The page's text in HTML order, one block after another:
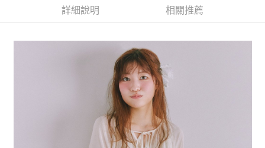
3.實際核准額度、可分期數及費用金額請依後續交易確認頁面所載為準。
4.訂單成立30分鐘內，如未前往確認交易或遇審核未通過，訂單將自動取
1.分期款項不併入電信帳單，「大哥付你分期」於每月結算日後寄送繳費提
2.透過簡訊連結打開帳單後，可選擇「超商條碼／台灣大直營門市／銀行轉
帳／街口支付／iPASS MONEY」等通路繳費。
1.本服務係由「台灣大哥大股份有限公司」（以下簡稱本公司）所提供，讓
用戶於交易時，得透過本服務購買商品或服務，並由商店將買賣／分期付款
買賣價金債權讓與本公司後，依約使用本公司帳單繳交帳款。
３．安心：先確認商品／服務後，再付款。
【「AFTEE先享後付」結帳流程】
１．於結帳方式選擇「AFTEE先享後付」後，將跳轉至「AFTEE先享後付」
結帳頁面，進行簡訊認證並確認金額後，即可完成結帳。
２．訂單成立數日內，您將收到繳費通知簡訊。
３．收到繳費通知簡訊後14天內，點擊此簡訊中的連結，可透過四大超商／
ATM／網路銀行／等多元方式進行付款，方視為交易完成。
※ 請注意：結帳手續完成當下不需立刻繳費，但若您需要取消訂單，請聯絡
購買商品的店家。未經商家同意取消之訂單仍視為有效，需透過AFTEE先享
每筆NT$80，滿NT$888(含以上)免運費
每筆NT$80，滿NT$888(含以上)免運費
每筆NT$80，滿NT$1,500(含以上)免運費
詳細說明 相關推薦